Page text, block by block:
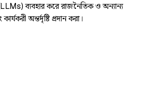
(LLMs) ব্যবহার করে রাজনৈতিক ও অন্যান্য
অন্তর্দৃষ্টি প্রদান করা।